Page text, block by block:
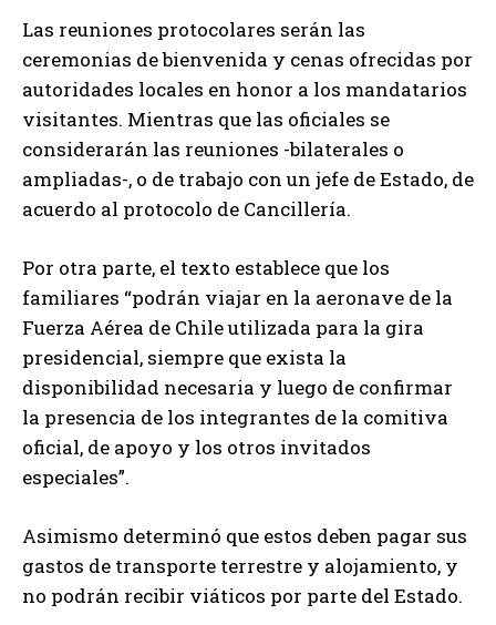
Las reuniones protocolares serán las
ceremonias de bienvenida y cenas ofrecidas por
autoridades locales en honor a los mandatarios
visitantes. Mientras que las oficiales se
considerarán las reuniones -bilaterales o
ampliadas-, o de trabajo con un jefe de Estado, de
acuerdo al protocolo de Cancillería.
Por otra parte, el texto establece que los
familiares “podrán viajar en la aeronave de la
Fuerza Aérea de Chile utilizada para la gira
presidencial, siempre que exista la
disponibilidad necesaria y luego de confirmar
la presencia de los integrantes de la comitiva
oficial, de apoyo y los otros invitados
especiales”.
Asimismo determinó que estos deben pagar sus
gastos de transporte terrestre y alojamiento, y
no podrán recibir viáticos por parte del Estado.